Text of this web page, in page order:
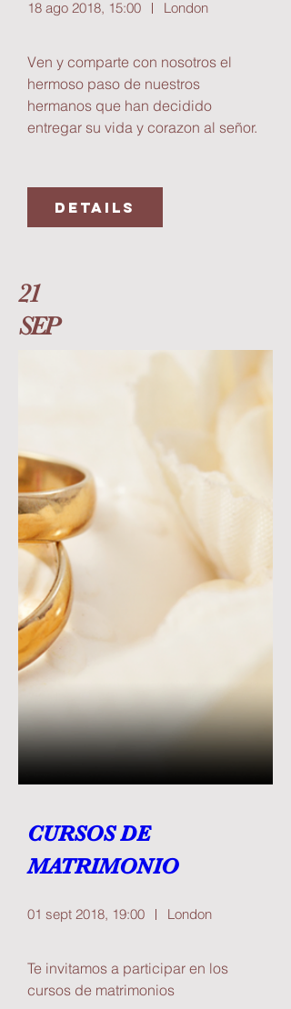
18 ago 2018, 15:00 London
Ven y comparte con nosotros el
hermoso paso de nuestros
hermanos que han decidido
entregar su vida y corazon al señor.
Details
21
SEP
CURSOS DE
MATRIMONIO
01 sept 2018, 19:00 London
Te invitamos a participar en los
cursos de matrimonios